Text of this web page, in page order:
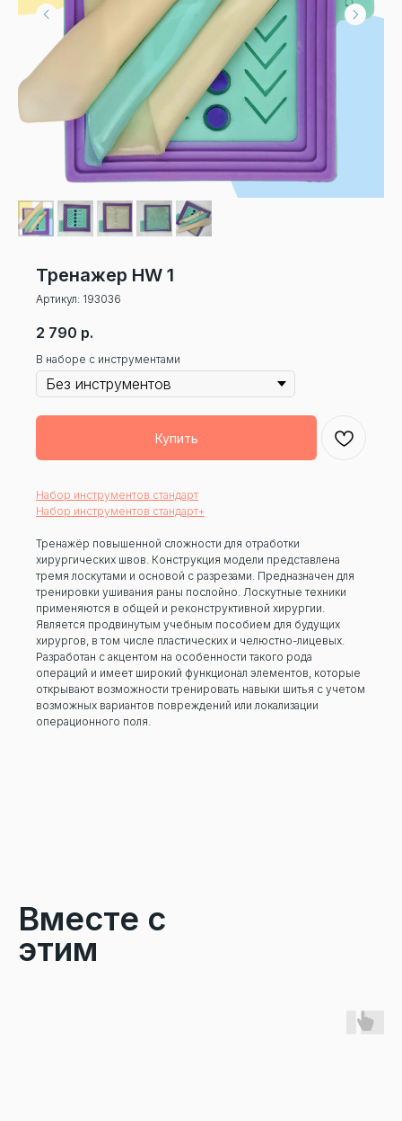
Тренажер HW 1
Артикул: 193036
2 790 р.
В наборе с инструментами
Купить
Набор инструментов стандарт
Набор инструментов стандарт+
Тренажёр повышенной сложности для отработки
хирургических швов. Конструкция модели представлена
тремя лоскутами и основой с разрезами. Предназначен для
тренировки ушивания раны послойно. Лоскутные техники
применяются в общей и реконструктивной хирургии.
Является продвинутым учебным пособием для будущих
хирургов, в том числе пластических и челюстно-лицевых.
Разработан с акцентом на особенности такого рода
операций и имеет широкий функционал элементов, которые
открывают возможности тренировать навыки шитья с учетом
возможных вариантов повреждений или локализации
операционного поля.
Вместе с
этим